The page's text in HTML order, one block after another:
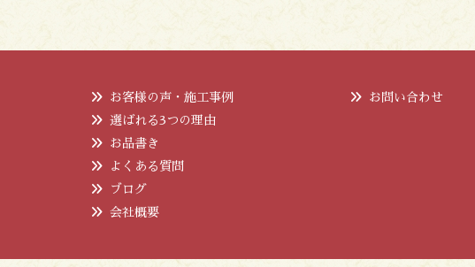
お客様の声・施工事例
選ばれる3つの理由
お品書き
よくある質問
ブログ
会社概要
お問い合わせ